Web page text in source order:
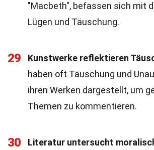
"Macbeth", befassen sich mit
Lügen und Täuschung.
29 Kunstwerke reflektieren
haben oft Täuschung und
ihren Werken dargestellt, um
Themen zu kommentieren.
30
Literatur untersucht